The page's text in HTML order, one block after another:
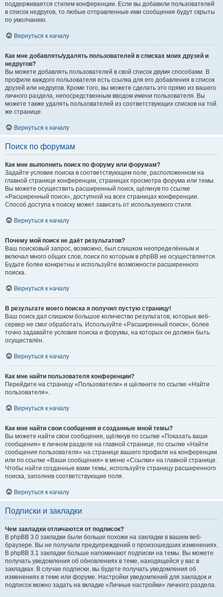
поддерживается стилем конференции. Если вы добавили пользователей
в список недругов, то любые отправленные ими сообщения будут скрыты
по умолчанию.
Вернуться к началу
Как мне добавлять/удалять пользователей в списках моих друзей и
недругов?
Вы можете добавлять пользователей в свой список двумя способами. В
профиле каждого пользователя есть ссылка для его добавления в список
друзей или недругов. Кроме того, вы можете сделать это прямо из вашего
личного раздела, непосредственным вводом имени пользователя. Вы
можете также удалять пользователей из соответствующих списков на той
же странице.
Вернуться к началу
Поиск по форумам
Как мне выполнить поиск по форуму или форумам?
Задайте условие поиска в соответствующем поле, расположенном на
главной странице конференции, страницах просмотра форума или темы.
Вы можете осуществить расширенный поиск, щёлкнув по ссылке
«Расширенный поиск», доступной на всех страницах конференции.
Способ доступа к поиску может зависеть от используемого стиля.
Вернуться к началу
Почему мой поиск не даёт результатов?
Ваш поисковый запрос, возможно, был слишком неопределённым и
включал много общих слов, поиск по которым в phpBB не осуществляется.
Будьте более конкретны и используйте возможности расширенного
поиска.
Вернуться к началу
В результате моего поиска я получил пустую страницу!
Ваш поиск дал слишком большое количество результатов, которые веб-
сервер не смог обработать. Используйте «Расширенный поиск», более
точно задавайте условия поиска и форумы, на которых он должен быть
осуществлён.
Вернуться к началу
Как мне найти пользователя конференции?
Перейдите на страницу «Пользователи» и щёлкните по ссылке «Найти
пользователя».
Вернуться к началу
Как мне найти свои сообщения и созданные мной темы?
Вы можете найти свои сообщения, щёлкнув по ссылке «Показать ваши
сообщения» в личном разделе на главной странице, по ссылке «Найти
сообщения пользователя» на странице вашего профиля на конференции
или по ссылке «Ваши сообщения» в меню «Ссылки» на главной странице.
Чтобы найти созданные вами темы, используйте страницу расширенного
поиска, заполнив соответствующие поля.
Вернуться к началу
Подписки и закладки
Чем закладки отличаются от подписок?
В phpBB 3.0 закладки были больше похожи на закладки в вашем веб-
браузере. Вы не получали предупреждений о произошедших изменениях.
В phpBB 3.1 закладки больше напоминают подписки на темы. Вы можете
получать уведомления об обновлениях в теме, находящейся у вас в
закладках. В случае подписки, вы будете получать уведомления об
изменениях в теме или форуме. Настройки уведомлений для закладок и
подписок можно задать на вкладке «Личные настройки» личного раздела.